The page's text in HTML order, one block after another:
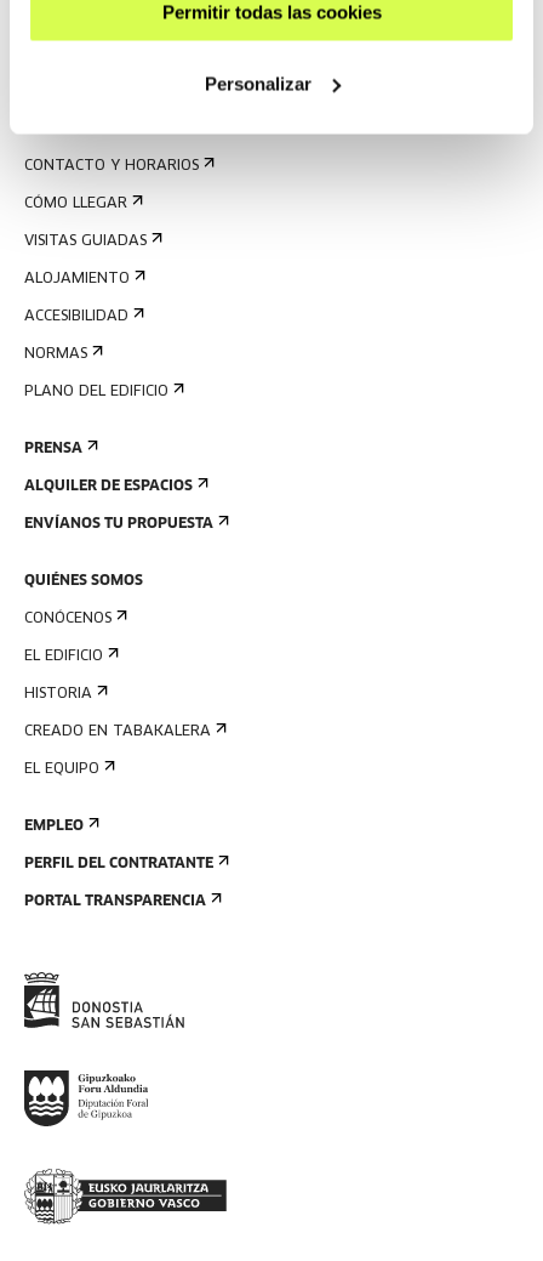
Permitir todas las cookies
Personalizar
CONTACTO Y HORARIOS
CÓMO LLEGAR
VISITAS GUIADAS
ALOJAMIENTO
ACCESIBILIDAD
NORMAS
PLANO DEL EDIFICIO
PRENSA
ALQUILER DE ESPACIOS
ENVÍANOS TU PROPUESTA
QUIÉNES SOMOS
CONÓCENOS
EL EDIFICIO
HISTORIA
CREADO EN TABAKALERA
EL EQUIPO
EMPLEO
PERFIL DEL CONTRATANTE
PORTAL TRANSPARENCIA